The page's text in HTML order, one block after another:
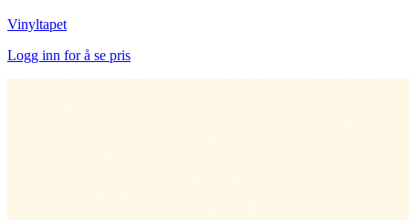
Vinyltapet
Logg inn for å se pris